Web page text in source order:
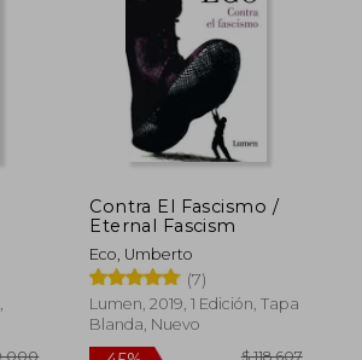
$ 122.891
$ 67.590
Contra El Fascismo /
Eternal Fascism
Eco, Umberto
(7)
Lumen, 2019, 1 Edición, Tapa
Blanda, Nuevo